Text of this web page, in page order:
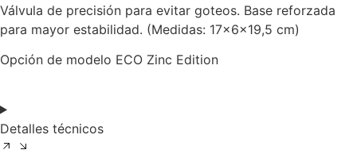
Válvula de precisión para evitar goteos. Base reforzada
para mayor estabilidad. (Medidas: 17x6x19,5 cm)
Opción de modelo ECO Zinc Edition
Detalles técnicos